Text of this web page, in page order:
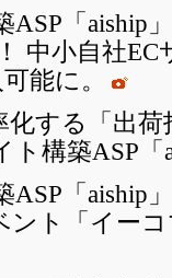
ASP「aiship
中小自社
能に。
化する「出
構築ASP「
「aiship
ント「イー